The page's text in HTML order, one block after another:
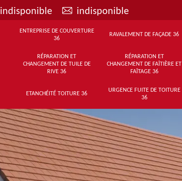
indisponible indisponible
ENTREPRISE DE COUVERTURE
36
RAVALEMENT DE FAÇADE 36
RÉPARATION ET
CHANGEMENT DE TUILE DE
RIVE 36
RÉPARATION ET
CHANGEMENT DE FAÎTIÈRE ET
FAÎTAGE 36
ETANCHÉITÉ TOITURE 36
URGENCE FUITE DE TOITURE
36